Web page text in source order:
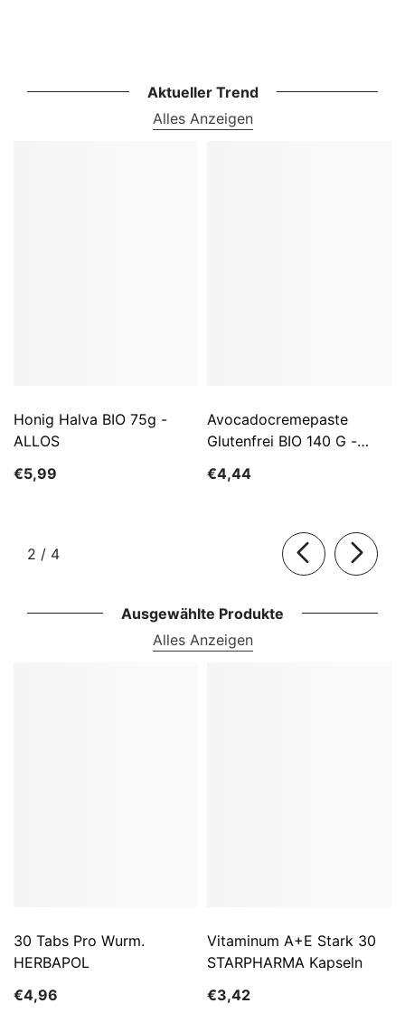
Aktueller Trend
Alles Anzeigen
Honig Halva BIO 75g -
ALLOS
€5,99
Avocadocremepaste
Glutenfrei BIO 140 G -
€4,44
2 / von
4
Ausgewählte Produkte
Alles Anzeigen
30 Tabs Pro Wurm.
HERBAPOL
€4,96
Vitaminum A+E Stark 30
STARPHARMA Kapseln
€3,42